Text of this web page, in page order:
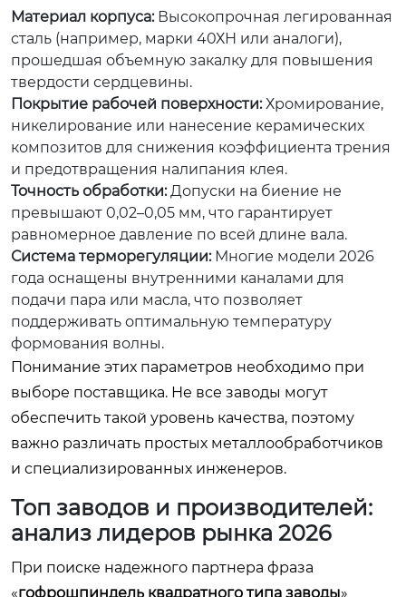
Материал корпуса:Высокопрочная легированная
сталь (например, марки 40ХН или аналоги),
прошедшая объемную закалку для повышения
твердости сердцевины.
Покрытие рабочей поверхности:Хромирование,
никелирование или нанесение керамических
композитов для снижения коэффициента трения
и предотвращения налипания клея.
Точность обработки:Допуски на биение не
превышают 0,02–0,05 мм, что гарантирует
равномерное давление по всей длине вала.
Система терморегуляции:Многие модели 2026
года оснащены внутренними каналами для
подачи пара или масла, что позволяет
поддерживать оптимальную температуру
формования волны.
Понимание этих параметров необходимо при
выборе поставщика. Не все заводы могут
обеспечить такой уровень качества, поэтому
важно различать простых металлообработчиков
и специализированных инженеров.
Топ заводов и производителей:
анализ лидеров рынка 2026
При поиске надежного партнера фраза
«гофрошпиндель квадратного типа заводы»